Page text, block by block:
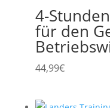
4-
für den
44,99€